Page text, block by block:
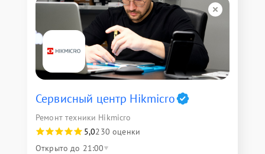
Сервисный центр Hikmicro
Ремонт техники Hikmicro
5,0230 оценки
Открыто до 21:00